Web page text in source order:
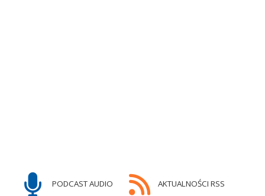
PODCAST AUDIO AKTUALNOŚCI RSS